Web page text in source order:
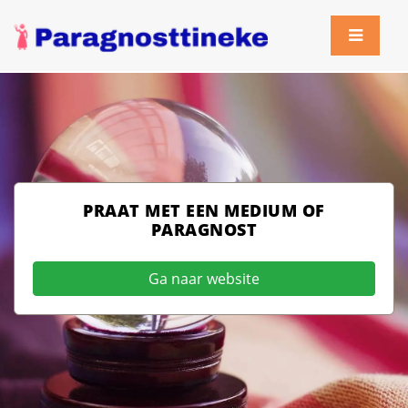
PRAAT MET EEN MEDIUM OF
PARAGNOST
Ga naar website